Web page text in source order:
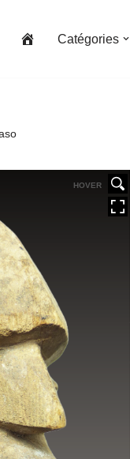
Catégories
HOVER